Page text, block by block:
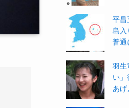
平昌
島入
普通
羽生
い
あげ